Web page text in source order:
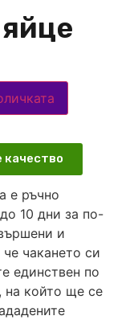
качество
е ръчно
10 дни за по-
и
чакането си
единствен по
на който ще се